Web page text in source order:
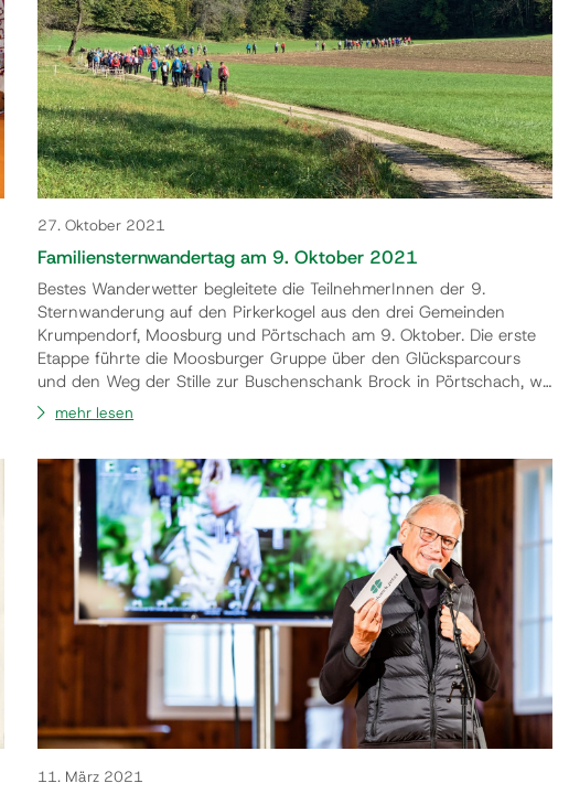
27. Oktober 2021
Familiensternwandertag am 9. Oktober 2021
Bestes Wanderwetter begleitete die TeilnehmerInnen der 9.
Sternwanderung auf den Pirkerkogel aus den drei Gemeinden
Krumpendorf, Moosburg und Pörtschach am 9. Oktober. Die erste
Etappe führte die Moosburger Gruppe über den Glücksparcours
und den Weg der Stille zur Buschenschank Brock in Pörtschach, wo
die anderen beiden Gruppen auch eintrafen. Erstmals in der
neunjährigen Geschichte der Sternwanderung trafen dabei über
erzählte …
mehr lesen
11. März 2021